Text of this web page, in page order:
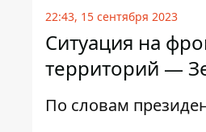
22:43, 15 сентября 2023
Ситуация на
территорий —
По словам